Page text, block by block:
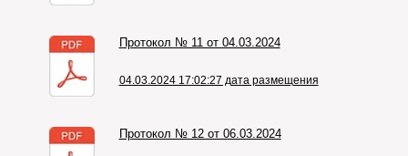
Протокол № 11 от 04.03.2024
04.03.2024 17:02:27 дата размещения
Протокол № 12 от 06.03.2024